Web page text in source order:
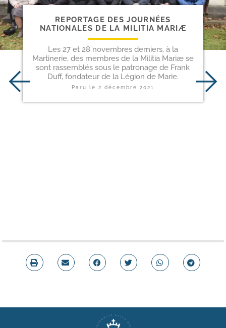
REPORTAGE DES JOURNÉES
NATIONALES DE LA MILITIA MARIÆ
Les 27 et 28 novembres derniers, à la
Martinerie, des membres de la Militia Mariæ se
sont rassemblés sous le patronage de Frank
Duff, fondateur de la Légion de Marie.
Paru le 2 décembre 2021